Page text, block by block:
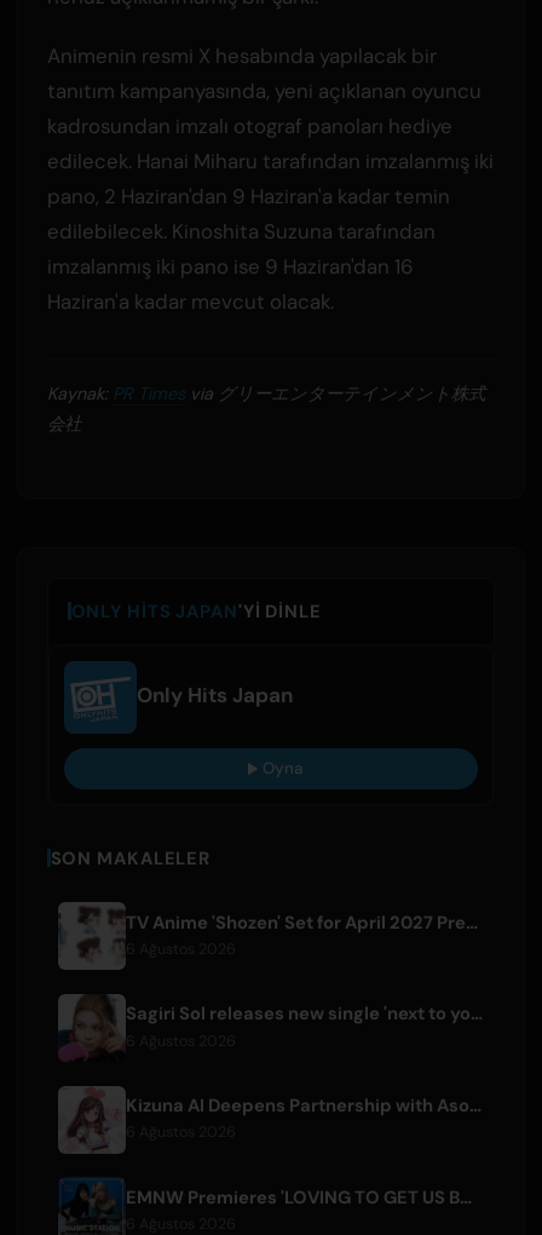
Animenin resmi X hesabında yapılacak bir
tanıtım kampanyasında, yeni açıklanan oyuncu
kadrosundan imzalı otograf panoları hediye
edilecek. Hanai Miharu tarafından imzalanmış iki
pano, 2 Haziran'dan 9 Haziran'a kadar temin
edilebilecek. Kinoshita Suzuna tarafından
imzalanmış iki pano ise 9 Haziran'dan 16
Haziran'a kadar mevcut olacak.
Kaynak: PR Timesvia グリーエンターテインメント株式
会社
ONLY HITS JAPAN'YI DINLE
Only Hits Japan
Oyna
SON MAKALELER
TV Anime 'Shozen' Set for April 2027 Premiere on Fuji TV
Sagiri Sol releases new single 'next to your love' after hiatus
Kizuna AI Deepens Partnership with Asobisystem Ahead of 10th Anniversary World Tour
EMNW Premieres 'LOVING TO GET US BY' Music Video on August 7